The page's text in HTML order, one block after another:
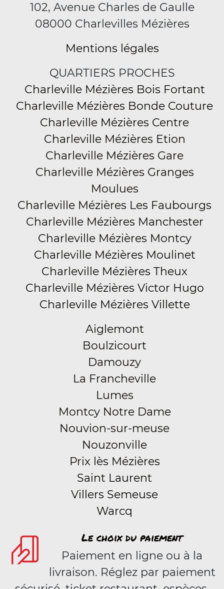
102, Avenue Charles de Gaulle
08000 Charlevilles Mézières
Mentions légales
QUARTIERS PROCHES
Charleville Mézières Bois Fortant
Charleville Mézières Bonde Couture
Charleville Mézières Centre
Charleville Mézières Etion
Charleville Mézières Gare
Charleville Mézières Granges
Moulues
Charleville Mézières Les Faubourgs
Charleville Mézières Manchester
Charleville Mézières Montcy
Charleville Mézières Moulinet
Charleville Mézières Theux
Charleville Mézières Victor Hugo
Charleville Mézières Villette
Aiglemont
Boulzicourt
Damouzy
La Francheville
Lumes
Montcy Notre Dame
Nouvion-sur-meuse
Nouzonville
Prix lès Mézières
Saint Laurent
Villers Semeuse
Warcq
Le choix du paiement
Paiement en ligne ou à la
livraison. Réglez par paiement